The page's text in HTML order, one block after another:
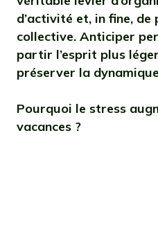
d’activité et, in fine, de
collective. Anticiper
partir l’esprit plus
préserver la
Pourquoi le stress
vacances ?